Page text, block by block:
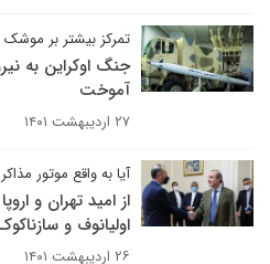
تمرکز بیشتر بر موشک
جنگ اوکراین به
آموخت
۲۷ اردیبهشت ۱۴۰۱
آیا به واقع موتور
از امید تهران و
اولیانوف و
۲۶ اردیبهشت ۱۴۰۱